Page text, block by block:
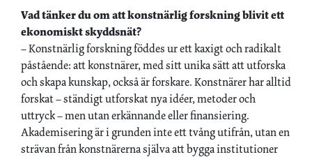
Vad tänker du om att konstnärlig forskning blivit ett
ekonomiskt skyddsnät?
– Konstnärlig forskning föddes ur ett kaxigt och radikalt
påstående: att konstnärer, med sitt unika sätt att utforska
och skapa kunskap, också är forskare. Konstnärer har alltid
forskat – ständigt utforskat nya idéer, metoder och
uttryck – men utan erkännande eller finansiering.
Akademisering är i grunden inte ett tvång utifrån, utan en
strävan från konstnärerna själva att bygga institutioner